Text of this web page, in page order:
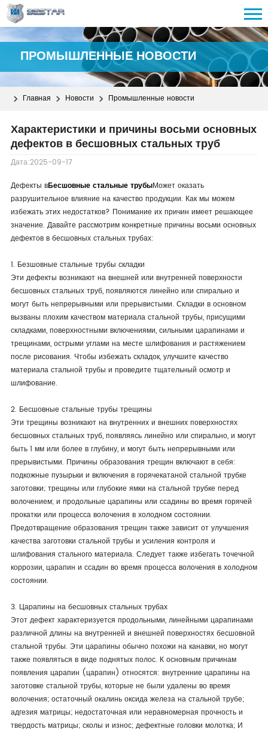
ПРОМЫШЛЕННЫЕ НОВОСТИ
Главная Новости Промышленные новости
Характеристики и причины восьми основных
дефектов в бесшовных стальных труб
Дата:2025-09-17
Дефекты вБесшовные стальные трубыМожет оказать
разрушительное влияние на качество продукции. Как мы можем
избежать этих недостатков? Понимание их причин имеет решающее
значение. Давайте рассмотрим конкретные причины восьми основных
дефектов в бесшовных стальных трубах:
1. Безшовные стальные трубы складки
Эти дефекты возникают на внешней или внутренней поверхности
бесшовных стальных труб, появляются линейно или спирально и
могут быть непрерывными или прерывистыми. Складки в основном
вызваны плохим качеством материала стальной трубы, присущими
складками, поверхностными включениями, сильными царапинами и
трещинами, острыми углами на месте шлифования и растяжением
после рисования. Чтобы избежать складок, улучшите качество
материала стальной трубы и проведите тщательный осмотр и
шлифование.
2. Бесшовные стальные трубы трещины
Эти трещины возникают на внутренних и внешних поверхностях
бесшовных стальных труб, появляясь линейно или спирально, и могут
быть 1 мм или более в глубину, и могут быть непрерывными или
прерывистыми. Причины образования трещин включают в себя:
подкожные пузырьки и включения в горячекатаной стальной трубке
заготовки; трещины или глубокие ямки на стальной трубке перед
волочением; и продольные царапины или ссадины во время горячей
прокатки или процесса волочения в холодном состоянии.
Предотвращение образования трещин также зависит от улучшения
качества заготовки стальной трубы и усиления контроля и
шлифования стального материала. Следует также избегать точечной
коррозии, царапин и ссадин во время процесса волочения в холодном
состоянии.
3. Царапины на бесшовных стальных трубах
Этот дефект характеризуется продольными, линейными царапинами
различной длины на внутренней и внешней поверхностях бесшовной
стальной трубы. Эти царапины обычно похожи на канавки, но могут
также появляться в виде поднятых полос. К основным причинам
появления царапин (царапин) относятся: внутренние царапины на
заготовке стальной трубы, которые не были удалены во время
волочения; остаточный окалинь оксида железа на стальной трубе;
адгезия матрицы; недостаточная или неравномерная прочность и
твердость матрицы; сколы и износ; дефектные головки молотка; И